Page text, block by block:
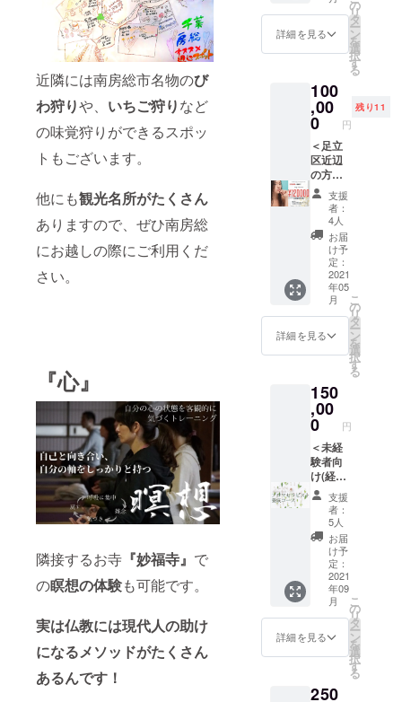
近隣には南房総市名物のび
わ狩りや、 いちご狩りなど
の味覚狩りができるスポッ
トもございます。
他にも観光名所がたくさん
ありますので、ぜひ南房総
にお越しの際にご利用くだ
さい。
『心』
隣接するお寺 『妙福寺』 で
の瞑想の体験も可能です。
実は仏教には現代人の助け
になるメソッドがたくさん
あるんです！
動へと
繋がっ
ていき
むス
ピード
が加速
する今
こそ、
立ち止
まって
現実を
しっか
りと認
識しま
せん
か？
「マイ
ンドフ
ルネス
瞑想」
をする
中でも
基礎と
なる
「瞑
想」の
体験を
通し、
自分自
身と向
き合う
時間を
作って
頂けれ
ばと
思って
いま
す。 施
設完成
る未来
™
RA
Comfor
ラコン
フォー
ター™
dōTER
RA
Comfor
ter テイ
マー™
dōTER
Steady
ドテラ
ステ
ディ™
dōTER
Brave
ブレイ
ブ™ ブ
オイル
（10ｍL
× 7本）
カラビ
ナ付シ
リコン
キャッ
プ 7個
フラッ
シュ
カード*
メタル
製カラ
ビナ付
キャ
リー
ケース *
コレク
ション
のフ
の“中
ると、
なかな
がない
のが実
情では
ないで
しょう
か？ 当
山では
法話や
講座を
通し
て、仏
教は何
を目指
し、何
を伝え
てよう
いるの
か？を
したい
と思い
ます。
仏教用
語で
「行学
の二
道」と
いう言
葉があ
りま
す。こ
の言葉
は、仏
教にお
いて
び」も
「実践
じよう
ンク 17
時(仮)
酵素ド
素ドリ
ンク ＜
3日目＞
9時
(仮)
酵素ド
リンク
回復食
２食分
のおみ
やげ付
き 12時
頃 お
部屋
チェッ
クアウ
ト …館
内設備
は20時
まで可
能で
す。ご
ゆっく
りお楽
しみく
ださ
い。 (〜
20時
完全
チェッ
クアウ
完成後
にご利
用いた
だける
※お一人
使用可
能！！
○講師：
菊地智
働き方
にお悩
みの方
にもお
すすめ
です ○
ドテラ
デラッ
クス
キット
付き
(¥8000
0相当)
◯卒業
生への
特典◯
・完成
した施
設内サ
ロンを
サロン
として
使用す
る権利
・セラ
ピスト
として
のサ
ポート
・オリ
ジナル
ディプ
ロマ ○
キット
内容○
セルフ
ケア&ア
ロマ
タッチ
施術を
のに最
☆Zoom
でのプ
ロとの
カウン
グ付き
☆お肌
の悩み
を伺っ
た後、
お客様
にあう
肌再生
ホーム
ケア
キット
３ヶ月
ををお
届けし
ます♪
代表:菊
地が
しっか
りお悩
みをお
し、対
応させ
ていた
だきま
す。 5
月に
ZOOM
の日程
調整の
為の
メール
を送ら
せてい
ただき
ます。
カウン
セリン
グにて
お客様
に合う
厳選い
詳細を見る
の
リ
タ
ー
ン
を
選
択
す
る
100
,00
0 円
残り11
＜足立
区近辺
の方向
け＞
【★２
万円お
得
★1200
00円分
の商品
券】
！！
¥12000
0→¥10
0000で
買え
お得な
商品
券！！
☆
ティー
ケイサ
ロン経
営のサ
ロン全
店舗で
利用可
能 ☆サ
ロンの
施術や
物販に
もご利
用いた
だけま
す。 ☆
脱毛な
数券も
支援
者：
4人
お届
け予
定：
2021
年05
月
詳細を見る
こ
の
リ
タ
ー
ン
を
選
択
す
る
150
,00
0 円
＜未経
験者向
け(経験
者も可)
＞ 【唯
一無二
のアロ
マセラ
ピスト
養成ス
クー
ル・２
泊３日
チケッ
ト】
！！通
¥20000
支援
者：
5人
お届
け予
定：
2021
年09
月
詳細を見る
こ
の
リ
タ
ー
ン
を
選
択
す
る
250